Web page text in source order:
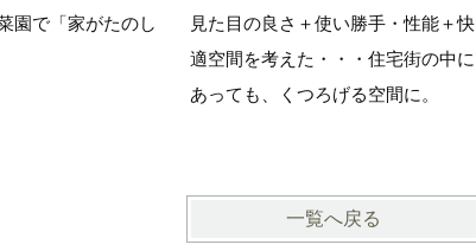
園で「家がたのし
見た目の良さ＋使い勝手・性能＋快
適空間を考えた・・・住宅街の中に
あっても、くつろげる空間に。
一覧へ戻る